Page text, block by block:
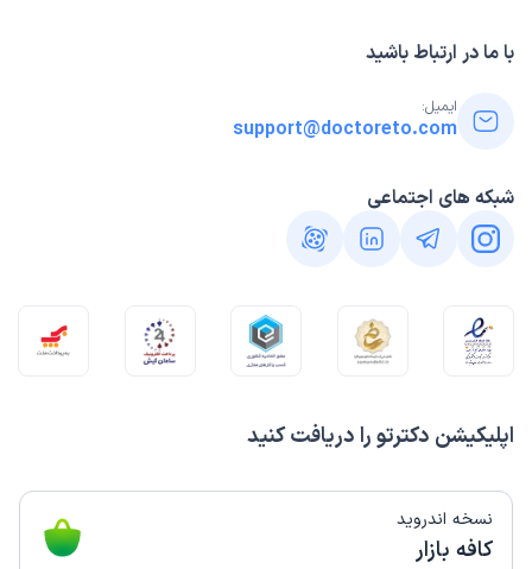
اپلیکیشن دکترتو را دریافت کنید
نسخه اندروید
کافه بازار
با ما در ارتباط باشید
ایمیل:
support@doctoreto.com
شبکه های اجتماعی